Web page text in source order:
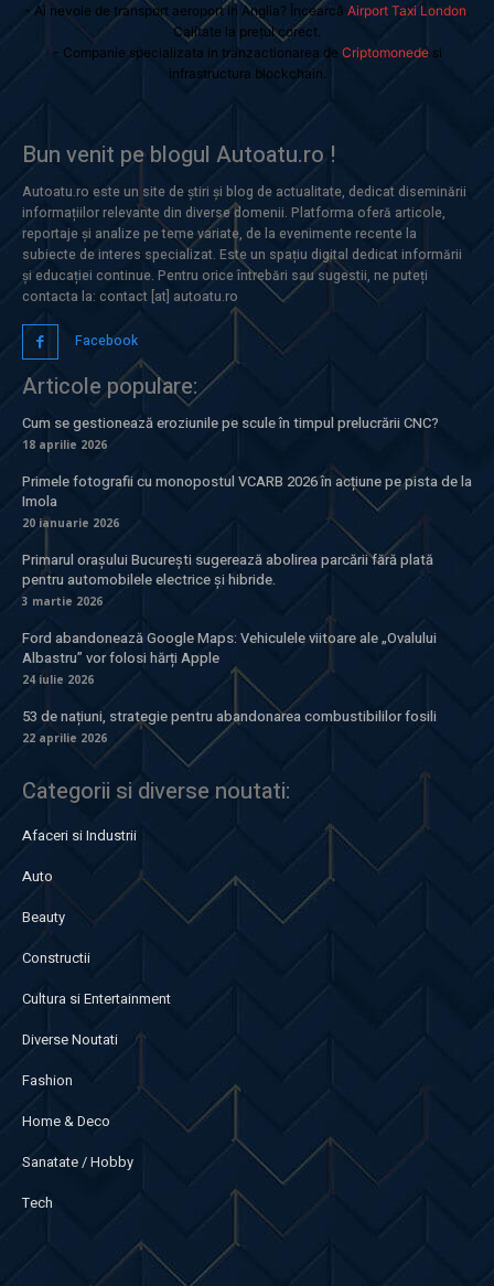
- Ai nevoie de transport aeroport in Anglia? Încearcă Airport Taxi London
Calitate la prețul corect.
- Companie specializata in tranzactionarea de Criptomonedesi
infrastructura blockchain.
Bun venit pe blogul Autoatu.ro !
Autoatu.ro este un site de știri și blog de actualitate, dedicat diseminării
informațiilor relevante din diverse domenii. Platforma oferă articole,
reportaje și analize pe teme variate, de la evenimente recente la
subiecte de interes specializat. Este un spațiu digital dedicat informării
și educației continue. Pentru orice întrebări sau sugestii, ne puteți
contacta la: contact [at] autoatu.ro
Facebook
Articole populare:
Cum se gestionează eroziunile pe scule în timpul prelucrării CNC?
18 aprilie 2026
Primele fotografii cu monopostul VCARB 2026 în acțiune pe pista de la
Imola
20 ianuarie 2026
Primarul orașului București sugerează abolirea parcării fără plată
pentru automobilele electrice și hibride.
3 martie 2026
Ford abandonează Google Maps: Vehiculele viitoare ale „Ovalului
Albastru” vor folosi hărți Apple
24 iulie 2026
53 de națiuni, strategie pentru abandonarea combustibililor fosili
22 aprilie 2026
Categorii si diverse noutati:
Afaceri si Industrii
Auto
Beauty
Constructii
Cultura si Entertainment
Diverse Noutati
Fashion
Home & Deco
Sanatate / Hobby
Tech